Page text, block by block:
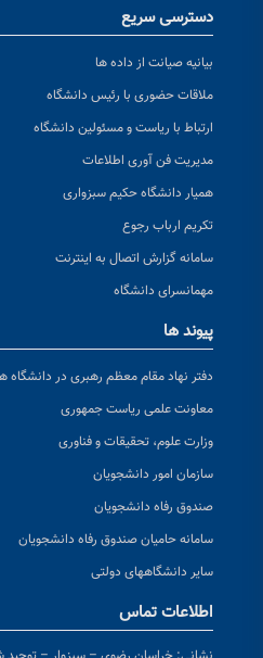
دسترسی سریع
بیانیه صیانت از داده ها
ملاقات حضوری با رئیس دانشگاه
ارتباط با ریاست و مسئولین دانشگاه
مدیریت فن آوری اطلاعات
همیار دانشگاه حکیم سبزواری
تکریم ارباب رجوع
سامانه گزارش اتصال به اینترنت
مهمانسرای دانشگاه
پیوند ها
دفتر نهاد مقام معظم رهبری در دانشگاه
معاونت علمی ریاست جمهوری
وزارت علوم، تحقیقات و فناوری
سازمان امور دانشجویان
صندوق رفاه دانشجویان
سامانه حامیان صندوق رفاه دانشجویان
سایر دانشگاههای دولتی
اطلاعات تماس